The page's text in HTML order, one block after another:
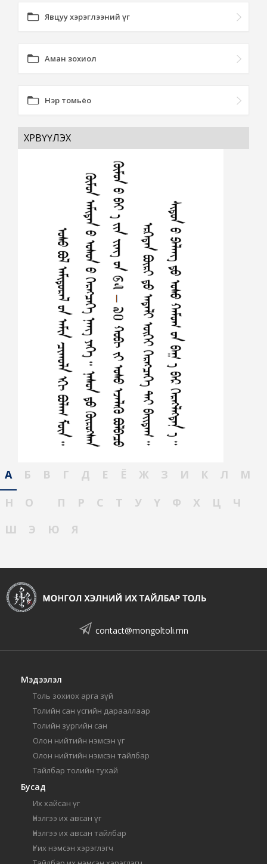
Явцуу хэрэглээний үг
Аман зохиол
Нэр томьёо
ХӨРВҮҮЛЭХ
А Б В Г Д Е Ё Ж З И К Л
М
Н
О П Р С Т У Ү Ф Х Ц
Ч
Ш
Э Ю Я
contact@mongoltoli.mn
Мэдээлэл
Толь зохиох арга зүй
Толийн сан үсгийн дарааллаар
Толийн зургийн сан
Олон нийтийн нэмсэн үг
Олон нийтийн нэмсэн тайлбар
Тайлбар толийн тухай
Бусад
Их хайсан үг
Үнэлгээ их авсан үг
Үнэлгээ их авсан тайлбар
Үг их нэмсэн хэрэглэгч